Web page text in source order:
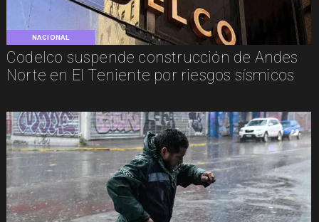
NACIONAL
Codelco suspende construcción de Andes
Norte en El Teniente por riesgos sísmicos